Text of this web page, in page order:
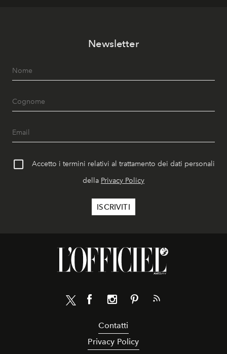
Newsletter
Accetto i termini relativi al trattamento dei dati personali
della Privacy Policy
Contatti
Privacy Policy